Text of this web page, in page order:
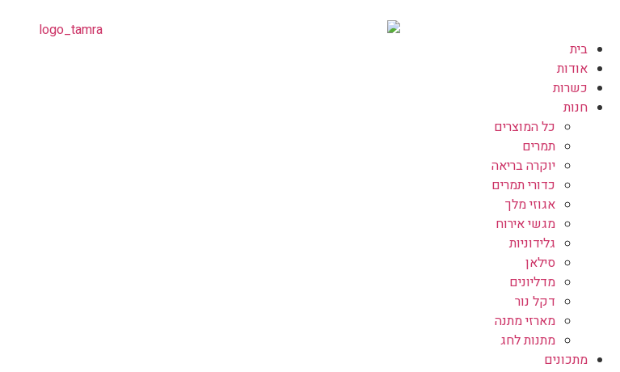
בית
אודות
כשרות
חנות
כל המוצרים
תמרים
יוקרה בריאה
כדורי תמרים
אגוזי מלך
מגשי אירוח
גלידוניות
סילאן
מדליונים
דקל נור
מארזי מתנה
מתנות לחג
מתכונים